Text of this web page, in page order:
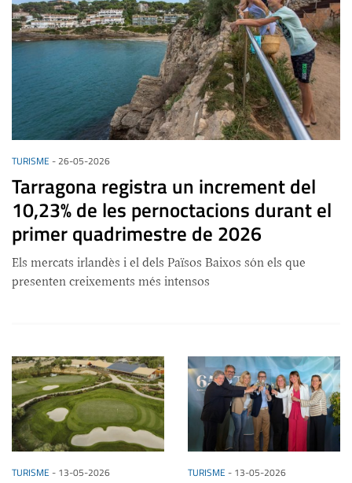
TURISME -26-05-2026
Tarragona registra un increment del
10,23% de les pernoctacions durant el
primer quadrimestre de 2026
Els mercats irlandès i el dels Països Baixos són els que
presenten creixements més intensos
TURISME - 13-05-2026 TURISME - 13-05-2026